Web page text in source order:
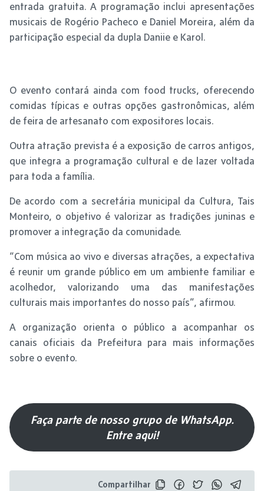
entrada gratuita. A programação inclui apresentações
musicais de Rogério Pacheco e Daniel Moreira, além da
participação especial da dupla Daniie e Karol.
O evento contará ainda com food trucks, oferecendo
comidas típicas e outras opções gastronômicas, além
de feira de artesanato com expositores locais.
Outra atração prevista é a exposição de carros antigos,
que integra a programação cultural e de lazer voltada
para toda a família.
De acordo com a secretária municipal da Cultura, Tais
Monteiro, o objetivo é valorizar as tradições juninas e
promover a integração da comunidade.
“Com música ao vivo e diversas atrações, a expectativa
é reunir um grande público em um ambiente familiar e
acolhedor, valorizando uma das manifestações
culturais mais importantes do nosso país”, afirmou.
A organização orienta o público a acompanhar os
canais oficiais da Prefeitura para mais informações
sobre o evento.
Faça parte de nosso grupo de WhatsApp.
Entre aqui!
Compartilhar